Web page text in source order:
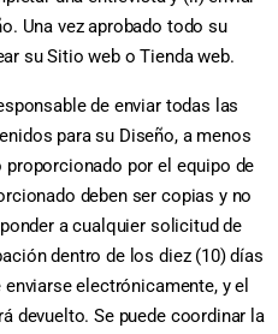
Una vez aprobado todo su
su Sitio web o Tienda web.
de enviar todas las
para su Diseño, a menos
por el equipo de
deben ser copias y no
a cualquier solicitud de
dentro de los diez (10) días
electrónicamente, y el
devuelto. Se puede coordinar la